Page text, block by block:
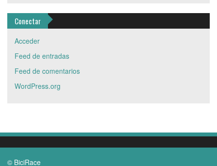
Conectar
Acceder
Feed de entradas
Feed de comentarios
WordPress.org
© BiciRace